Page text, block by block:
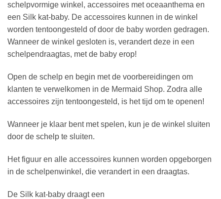
schelpvormige winkel, accessoires met oceaanthema en
een Silk kat-baby. De accessoires kunnen in de winkel
worden tentoongesteld of door de baby worden gedragen.
Wanneer de winkel gesloten is, verandert deze in een
schelpendraagtas, met de baby erop!
Open de schelp en begin met de voorbereidingen om
klanten te verwelkomen in de Mermaid Shop. Zodra alle
accessoires zijn tentoongesteld, is het tijd om te openen!
Wanneer je klaar bent met spelen, kun je de winkel sluiten
door de schelp te sluiten.
Het figuur en alle accessoires kunnen worden opgeborgen
in de schelpenwinkel, die verandert in een draagtas.
De Silk kat-baby draagt een